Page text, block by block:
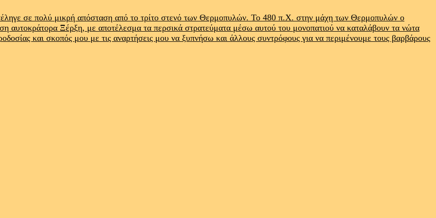
σε πολύ μικρή απόσταση από το τρίτο στενό των Θερμοπυλών. Το 480 π.Χ. στην μάχη των Θερμοπυλών ο
αυτοκράτορα Ξέρξη, με αποτέλεσμα τα περσικά στρατεύματα μέσω αυτού του μονοπατιού να καταλάβουν τα νώτα
και σκοπός μου με τις αναρτήσεις μου να ξυπνήσω και άλλους συντρόφους για να περιμένουμε τους βαρβάρους